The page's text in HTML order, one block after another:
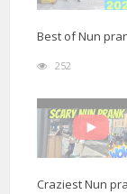
Best of Nun
252
Craziest Nun